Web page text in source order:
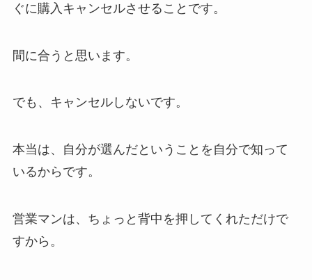
ぐに購入キャンセルさせることです。
間に合うと思います。
でも、キャンセルしないです。
本当は、自分が選んだということを自分で知って
いるからです。
営業マンは、ちょっと背中を押してくれただけで
すから。